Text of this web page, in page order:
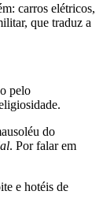
carros elétricos,
que traduz a
pelo
do
. Por falar em
e hotéis de